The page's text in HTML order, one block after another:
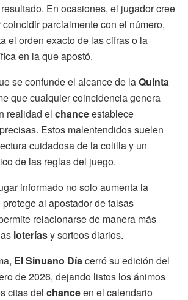
En ocasiones, el jugador cree
parcialmente con el número,
el orden exacto de las cifras o la
en la que apostó.
se confunde el alcance de laQuinta
que cualquier coincidencia genera
realidad el chanceestablece
Estos malentendidos suelen
cuidadosa de la colilla y un
de las reglas del juego.
informado no solo aumenta la
al apostador de falsas
relacionarse de manera más
loteríasy sorteos diarios.
El Sinuano Día cerró su edición del
de 2026, dejando listos los ánimos
citas del chanceen el calendario